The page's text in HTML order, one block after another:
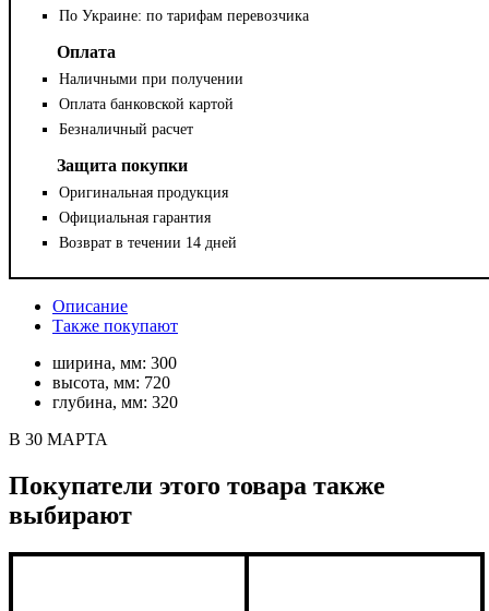
По Украине: по тарифам перевозчика
Оплата
Наличными при получении
Оплата банковской картой
Безналичный расчет
Защита покупки
Оригинальная продукция
Официальная гарантия
Возврат в течении 14 дней
Описание
Также покупают
ширина, мм: 300
высота, мм: 720
глубина, мм: 320
В 30 МАРТА
Покупатели этого товара также
выбирают